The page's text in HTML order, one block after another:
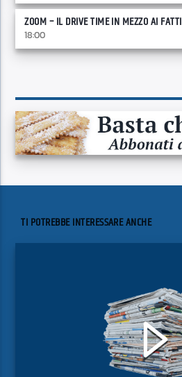
ZOOM – IL DRIVE TIME IN MEZZO AI FATTI
18:00
TI POTREBBE INTERESSARE ANCHE